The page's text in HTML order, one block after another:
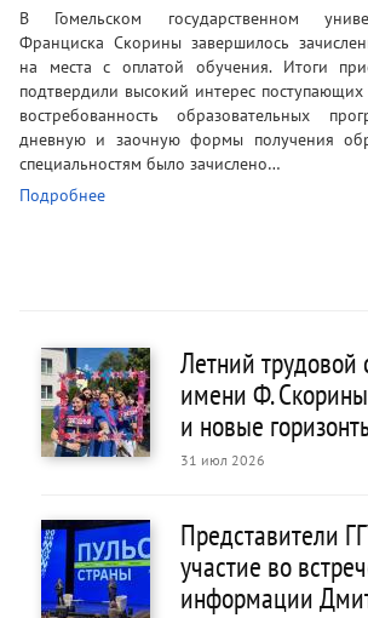
В Гомельском государственном
Франциска Скорины завершилось
на места с оплатой обучения. Итоги
подтвердили высокий интерес поступающих
востребованность образовательных
дневную и заочную формы получения
специальностям было зачислено…
Подробнее
Летний трудовой
имени Ф.
и новые
31 июл 2026
Представители
участие во
информации